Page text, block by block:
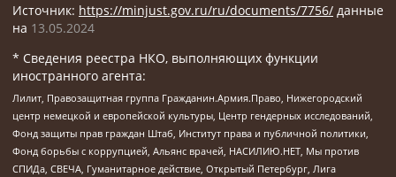
Источник: https://minjust.gov.ru/ru/documents/7756/ данные
на 13.05.2024
* Сведения реестра НКО, выполняющих функции
иностранного агента:
Лилит, Правозащитная группа Гражданин.Армия.Право, Нижегородский
центр немецкой и европейской культуры, Центр гендерных исследований,
Фонд защиты прав граждан Штаб, Институт права и публичной политики,
Фонд борьбы с коррупцией, Альянс врачей, НАСИЛИЮ.НЕТ, Мы против
СПИДа, СВЕЧА, Гуманитарное действие, Открытый Петербург, Лига